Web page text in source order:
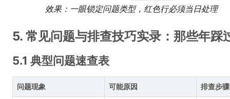
效果：一眼锁定问题类型，红色行必须当日处理
5. 常见问题与排查技巧实录：那些年踩
5.1 典型问题速查表
问题现象 可能原因 排查步骤